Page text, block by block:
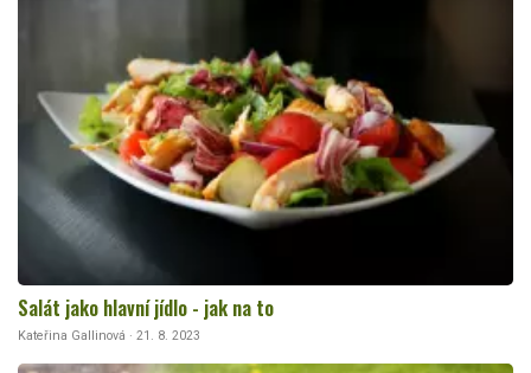
Salát jako hlavní jídlo - jak na to
Kateřina Gallinová · 21. 8. 2023